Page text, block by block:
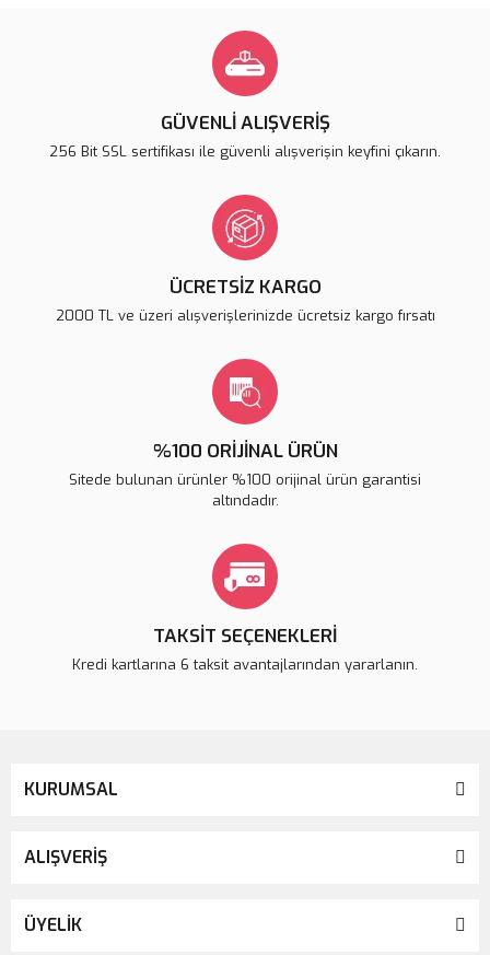
Yorum Yaz
Ürün resmi kalitesiz, bozuk veya görüntülenemiyor.
Ürün açıklamasında eksik bilgiler bulunuyor.
Bu ürüne benzer farklı alternatifler olmalı.
GÜVENLİ ALIŞVERİŞ
256 Bit SSL sertifikası ile güvenli alışverişin keyfini çıkarın.
ÜCRETSİZ KARGO
2000 TL ve üzeri alışverişlerinizde ücretsiz kargo fırsatı
%100 ORİJİNAL ÜRÜN
Sitede bulunan ürünler %100 orijinal ürün garantisi
altındadır.
TAKSİT SEÇENEKLERİ
Kredi kartlarına 6 taksit avantajlarından yararlanın.
KURUMSAL
ALIŞVERİŞ
ÜYELİK